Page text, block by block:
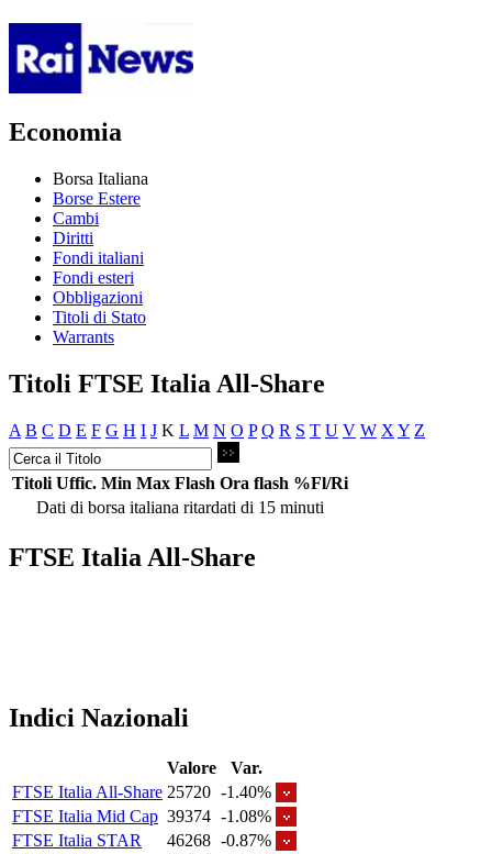
Economia
Borsa Italiana
Borse Estere
Cambi
Diritti
Fondi italiani
Fondi esteri
Obbligazioni
Titoli di Stato
Warrants
Titoli FTSE Italia All-Share
A B C D E F G H I J K L M N O P Q R S T U V W X Y Z
Titoli Uffic. Min Max Flash Ora flash %Fl/Ri
Dati di borsa italiana ritardati di 15 minuti
FTSE Italia All-Share
Indici Nazionali
Valore
Var.
FTSE Italia All-Share 25720 -1.40%
FTSE Italia Mid Cap 39374 -1.08%
FTSE Italia STAR
46268 -0.87%